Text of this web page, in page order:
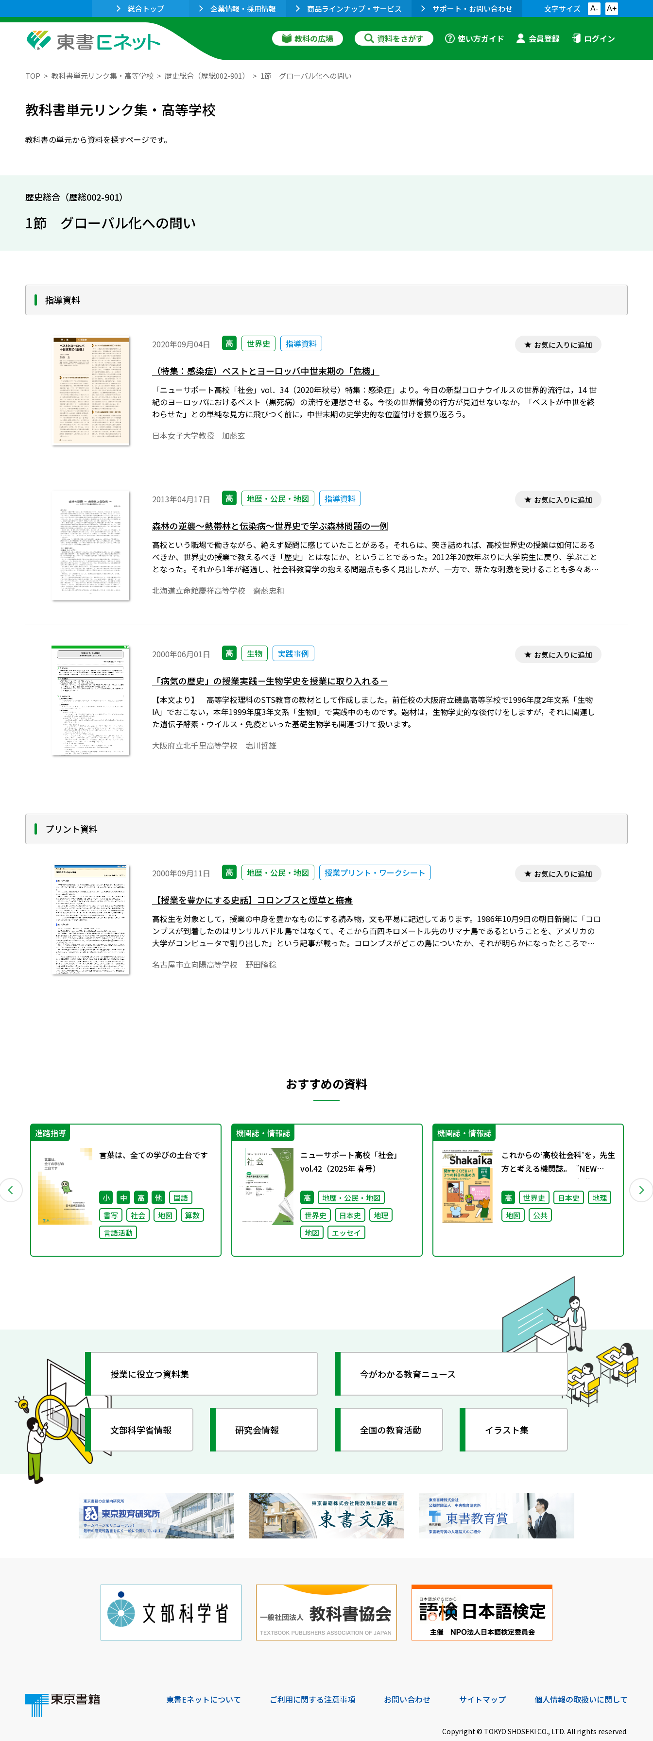
総合トップ 企業情報・採用情報 商品ラインナップ・サービス サポート・お問い合わせ 文字サイズ A- A+
教科の広場 資料をさがす 使い方ガイド 会員登録 ログイン
TOP 教科書単元リンク集・高等学校 歴史総合（歴総002-901） 1節 グローバル化への問い
教科書単元リンク集・高等学校
教科書の単元から資料を探すページです。
歴史総合（歴総002-901）
1節 グローバル化への問い
指導資料
2020年09月04日 高 世界史 指導資料 お気に入りに追加
（特集：感染症）ペストとヨーロッパ中世末期の「危機」
「ニューサポート高校「社会」vol．34（2020年秋号）特集：感染症」より。今日の新型コロナウイルスの世界的流行は，14 世
紀のヨーロッパにおけるペスト（黒死病）の流行を連想させる。今後の世界情勢の行方が見通せないなか，「ペストが中世を終
わらせた」との単純な見方に飛びつく前に，中世末期の史学史的な位置付けを振り返ろう。
日本女子大学教授 加藤玄
2013年04月17日 高 地歴・公民・地図 指導資料 お気に入りに追加
森林の逆襲～熱帯林と伝染病～――世界史で学ぶ森林問題の一例――
高校という職場で働きながら、絶えず疑問に感じていたことがある。それらは、突き詰めれば、高校世界史の授業は如何にある
べきか、世界史の授業で教えるべき「歴史」とはなにか、ということであった。2012年20数年ぶりに大学院生に戻り、学ぶこと
となった。それから1年が経過し、社会科教育学の抱える問題点も多く見出したが、一方で、新たな刺激を受けることも多々あっ
れまで思いもしなかった視点で世界史の授業を構築する機会を得たことであった。 本稿は、2012年度社会科教育特論（山下宏
北海道立命館慶祥高等学校 齋藤忠和
2000年06月01日 高 生物 実践事例 お気に入りに追加
「病気の歴史」の授業実践－生物学史を授業に取り入れる－
【本文より】 高等学校理科のSTS教育の教材として作成しました。前任校の大阪府立磯島高等学校で1996年度2年文系「生物
IA」でおこない，本年1999年度3年文系「生物Ⅱ」で実践中のものです。題材は，生物学史的な後付けをしますが，それに関連し
た遺伝子酵素・ウイルス・免疫といった基礎生物学も関連づけて扱います。
大阪府立北千里高等学校 塩川哲雄
プリント資料
2000年09月11日 高 地歴・公民・地図 授業プリント・ワークシート お気に入りに追加
【授業を豊かにする史話】コロンブスと煙草と梅毒
高校生を対象として，授業の中身を豊かなものにする読み物，文も平易に記述してあります。1986年10月9日の朝日新聞に「コロ
ンブスが到着したのはサンサルバドル島ではなくて、そこから百四キロメートル先のサマナ島であるということを、アメリカの
大学がコンピュータで割り出した」という記事が載った。コロンブスがどこの島についたか、それが明らかになったところで、
名古屋市立向陽高等学校 野田隆稔
おすすめの資料
進路指導
言葉は、全ての学びの土台です
小 中 高 他
国語
書写
社会 地図
算数
言語活動
機関誌・情報誌
ニューサポート高校「社会」
vol.42（2025年 春号）
高
地歴・公民・地図
世界史
日本史
地理
地図
エッセイ
機関誌・情報誌
これからの‘高校社会科’を，先生
方と考える機関誌。『NEW
ShakaIka』 2025年秋号"
高 世界史 日本史
地理
地図
公共
授業に役立つ資料集 今がわかる教育ニュース
文部科学省情報 研究会情報 全国の教育活動 イラスト集
東書Eネットについて ご利用に関する注意事項 お問い合わせ サイトマップ 個人情報の取扱いに関して
Copyright © TOKYO SHOSEKI CO., LTD. All rights reserved.